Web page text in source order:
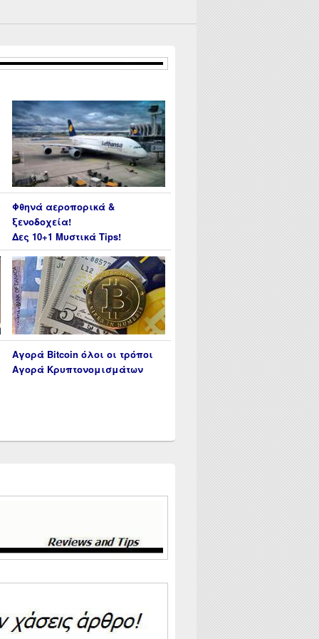
Φθηνά αεροπορικά &
ξενοδοχεία!
Δες 10+1 Μυστικά Tips!
Αγορά Bitcoin όλοι οι τρόποι
Αγορά Κρυπτονομισμάτων